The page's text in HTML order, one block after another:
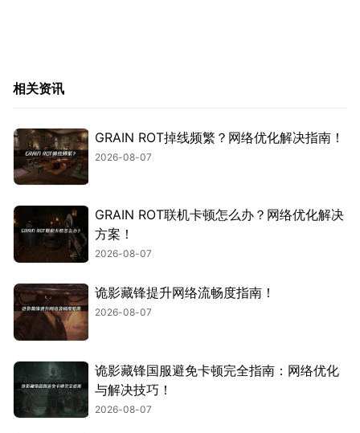
相关资讯
GRAIN ROT掉线频繁？网络优化解决指南！
2026-08-07
GRAIN ROT联机卡顿怎么办？网络优化解决
方案！
2026-08-07
诡影藏锋提升网络流畅度指南！
2026-08-07
诡影藏锋国服避免卡顿完全指南：网络优化
与解决技巧！
2026-08-07